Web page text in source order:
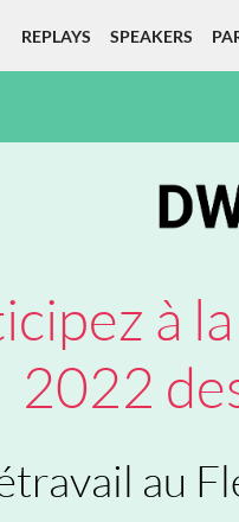
REPLAYS SPEAKERS
à